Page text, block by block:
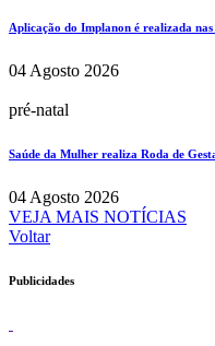
Aplicação do Implanon é realizada nas
04 Agosto 2026
pré-natal
Saúde da Mulher realiza Roda de
04 Agosto 2026
VEJA MAIS NOTÍCIAS
Voltar
Publicidades